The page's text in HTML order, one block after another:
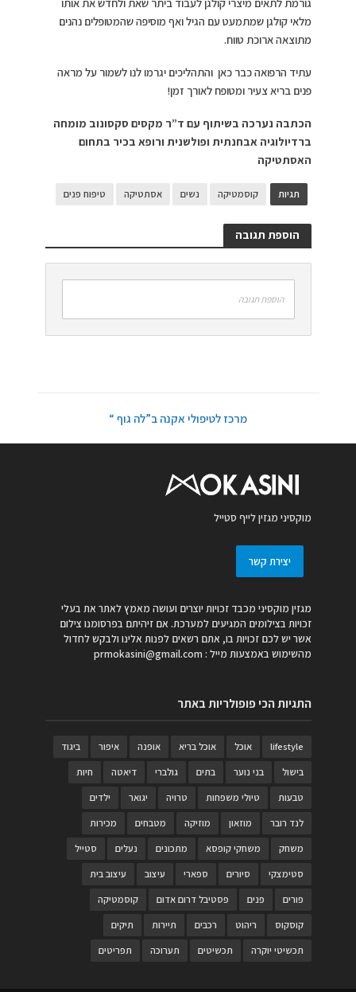
מלאי קולגן שמתמעט עם הגיל ואף מוסיפה שהמטופלים נהנים
מתוצאה ארוכת טווח.
עתיד הרפואה כבר כאן והתהליכים יגרמו לנו לשמור על מראה
פנים בריא צעיר ומטופח לאורך זמן!
הכתבה נערכה בשיתוף עם ד”ר מקסים סקסונוב מומחה
ברדיולוגיה אבחנתית ופולשנית ורופא בכיר בתחום
האסתטיקה
תגיות קוסמטיקה נשים אסתטיקה טיפוח פנים
הוספת תגובה
הוספת תגובה
מרכז לטיפולי אקנה ב”לה גוף “
מוקסיני מגזין לייף סטייל
יצירת קשר
מגזין מוקסיני מכבד זכויות יוצרים ועושה מאמץ לאתר את בעלי
זכויות בצילומים המגיעים למערכת. אם זיהיתם בפרסומנו צילום
אשר יש לכם זכויות בו, אתם רשאים לפנות אלינו ולבקש לחדול
מהשימוש באמצעות מייל : prmokasini@gmail.com
התגיות הכי פופולריות באתר
lifestyle אוכל אוכל בריא אופנה איפור
ביגוד
בישול
בני נוער בתים גולברי דיאטה
חיות
טבעות
טיולי משפחות טרויה יגואר
ילדים
לנד רובר
מוזאון מוזיקה מטבחים
מכירות
משחק
משחקי קופסא מתכונים נעלים
סטייל
סטימצקי
סיורים ספארי עיצוב
עיצוב בית
פורים
פנים פסטיבל דרום אדום
קוסמטיקה
קוסקוס
ריהוט רכבים תיירות
תיקים
תכשיטי יוקרה
תכשיטים תערוכה תפריטים